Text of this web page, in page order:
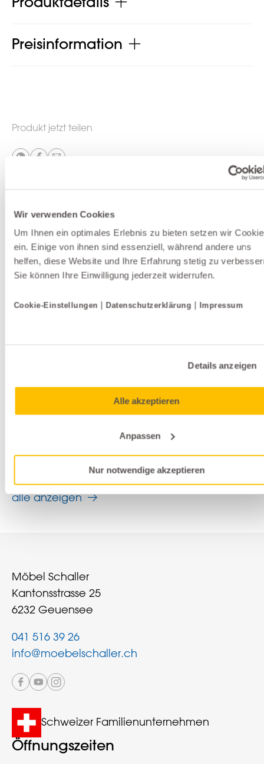
Wir verwenden Cookies
Um Ihnen ein optimales Erlebnis zu bieten setzen wir
ein. Einige von ihnen sind essenziell, während andere uns
helfen, diese Website und Ihre Erfahrung stetig zu
Sie können Ihre Einwilligung jederzeit widerrufen.
Cookie-Einstellungen | Datenschutzerklärung | Impressum
Details anzeigen
Alle akzeptieren
Anpassen
Nur notwendige akzeptieren
Produktdetails
Preisinformation
Produkt jetzt teilen
alle anzeigen
GECKO IN THE BOX
Möbel Schaller
Kantonsstrasse 25
6232 Geuensee
041 516 39 26
info@moebelschaller.ch
Schweizer Familienunternehmen
Öffnungszeiten